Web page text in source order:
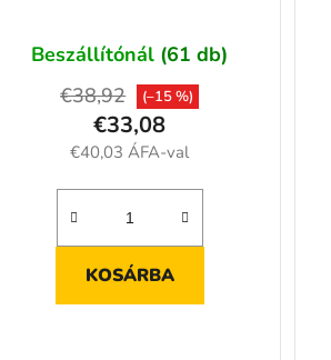
Beszállítónál (61 db)
€40,03 ÁFA-val
€33,08
€38,92 (–15 %)
KOSÁRBA